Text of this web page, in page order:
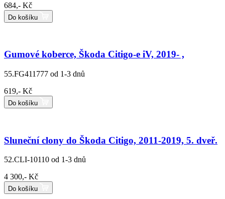
684,- Kč
Do košíku
Gumové koberce, Škoda Citigo-e iV, 2019- ,
55.FG411777 od 1-3 dnů
619,- Kč
Do košíku
Sluneční clony do Škoda Citigo, 2011-2019, 5. dveř.
52.CLI-10110 od 1-3 dnů
4 300,- Kč
Do košíku